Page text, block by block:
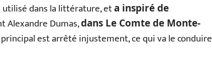
utilisé dans la littérature, eta inspiré de
Alexandre Dumas,dans Le Comte de Monte-
est arrêté injustement, ce qui va le conduire